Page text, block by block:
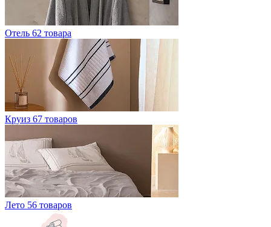
Отель 62 товара
Круиз 67 товаров
Лето 56 товаров